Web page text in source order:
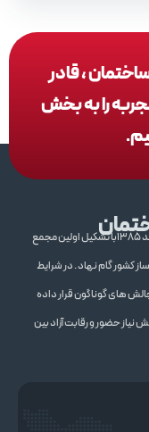
، قادر
را به بخش
انجمن تولیدکنندگان و فنآوران صنعتی ساختمان ، در اسفند 1385با تشکیل اولین مجمع
کشور گام نهاد . در شرایط
های گوناگون قرار داده
حضور و رقابت آزاد بین